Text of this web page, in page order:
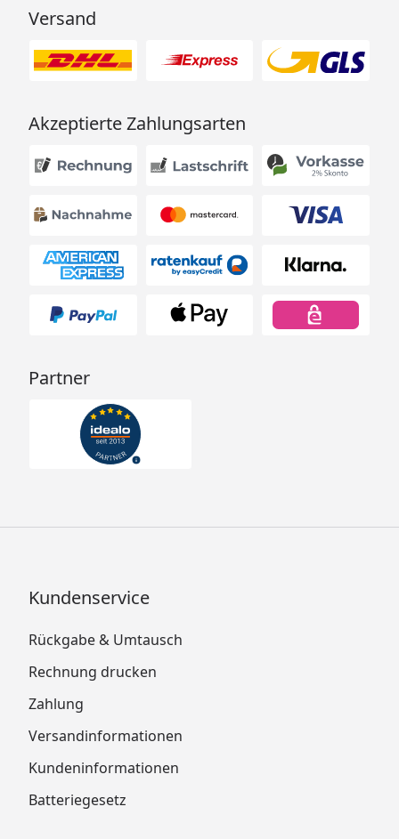
Versand
Akzeptierte Zahlungsarten
Partner
Kundenservice
Rückgabe & Umtausch
Rechnung drucken
Zahlung
Versandinformationen
Kundeninformationen
Batteriegesetz